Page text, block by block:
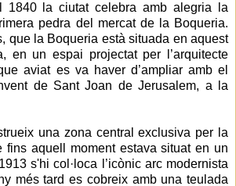
1840 la ciutat celebra amb alegria la
pedra del mercat de la Boqueria.
que la Boqueria està situada en aquest
en un espai projectat per l’arquitecte
aviat es va haver d’ampliar amb el
de Sant Joan de Jerusalem, a la
una zona central exclusiva per la
fins aquell moment estava situat en un
s'hi col·loca l’icònic arc modernista
més tard es cobreix amb una teulada